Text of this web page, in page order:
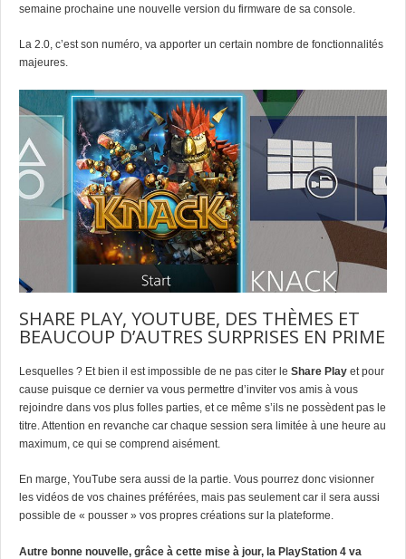
semaine prochaine une nouvelle version du firmware de sa console.
La 2.0, c’est son numéro, va apporter un certain nombre de fonctionnalités
majeures.
SHARE PLAY, YOUTUBE, DES THÈMES ET
BEAUCOUP D’AUTRES SURPRISES EN PRIME
Lesquelles ? Et bien il est impossible de ne pas citer le Share Play et pour
cause puisque ce dernier va vous permettre d’inviter vos amis à vous
rejoindre dans vos plus folles parties, et ce même s’ils ne possèdent pas le
titre. Attention en revanche car chaque session sera limitée à une heure au
maximum, ce qui se comprend aisément.
En marge, YouTube sera aussi de la partie. Vous pourrez donc visionner
les vidéos de vos chaines préférées, mais pas seulement car il sera aussi
possible de « pousser » vos propres créations sur la plateforme.
Autre bonne nouvelle, grâce à cette mise à jour, la PlayStation 4 va